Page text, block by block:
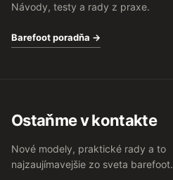
Návody, testy a rady z praxe.
Barefoot poradňa →
Ostaňme v kontakte
Nové modely, praktické rady a to
najzaujímavejšie zo sveta barefoot.